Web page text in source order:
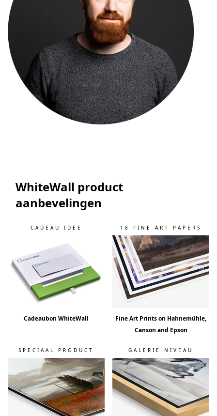
WhiteWall product
aanbevelingen
CADEAU IDEE
Cadeaubon WhiteWall
18 FINE ART PAPERS
Fine Art Prints on Hahnemühle,
Canson and Epson
SPECIAAL PRODUCT GALERIE-NIVEAU